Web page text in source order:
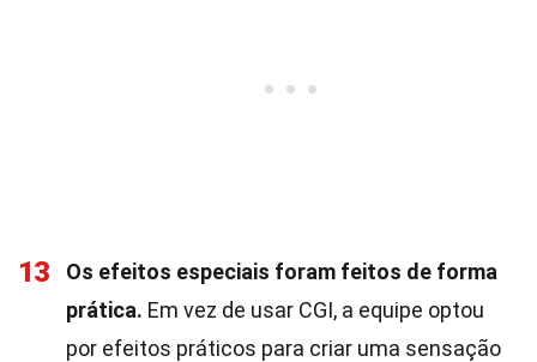
13
Os efeitos especiais foram feitos de forma
prática. Em vez de usar CGI, a equipe optou
por efeitos práticos para criar uma sensação